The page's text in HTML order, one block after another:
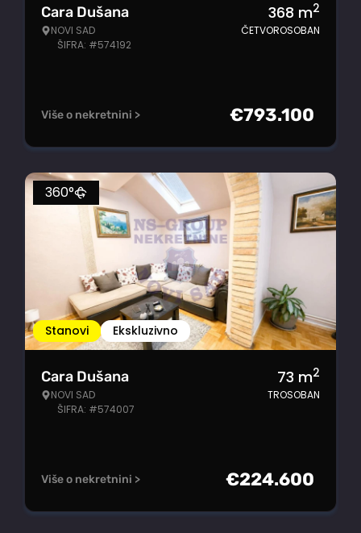
Cara Dušana
NOVI SAD
ŠIFRA: #574192
368 m2
ČETVOROSOBAN
Više o nekretnini > €793.100
Stanovi Ekskluzivno
360°
Cara Dušana
NOVI SAD
ŠIFRA: #574007
73 m2
TROSOBAN
Više o nekretnini > €224.600